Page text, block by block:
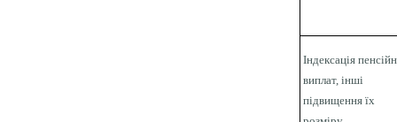
Індексація
виплат, інші
підвищення їх